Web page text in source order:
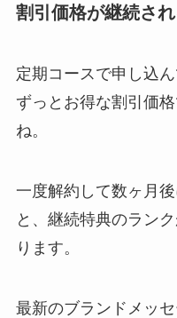
割引価格が継続さ
定期コースで申し込
ずっとお得な割引価
ね。
一度解約して数ヶ月
と、継続特典のラン
ります。
最新のブランドメッ